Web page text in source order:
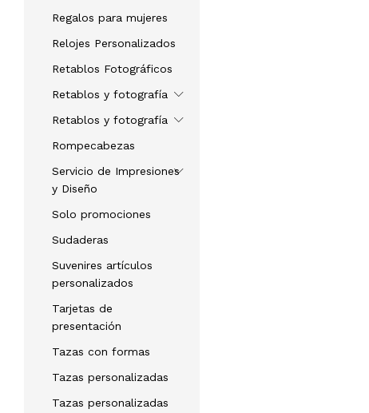
Regalos para mujeres
Relojes Personalizados
Retablos Fotográficos
Retablos y fotografía
Retablos y fotografía
Rompecabezas
Servicio de Impresiones
y Diseño
Solo promociones
Sudaderas
Suvenires artículos
personalizados
Tarjetas de
presentación
Tazas con formas
Tazas personalizadas
Tazas personalizadas